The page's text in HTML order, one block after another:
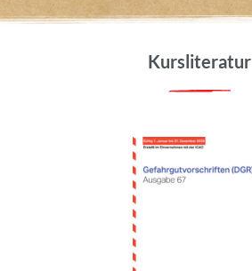
Kursliteratur